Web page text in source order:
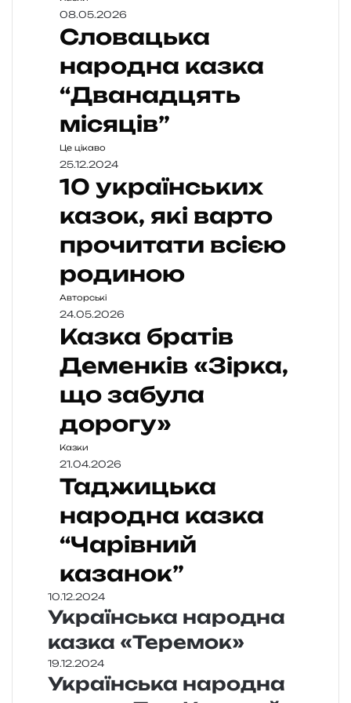
08.05.2026
Словацька
народна казка
“Дванадцять
місяців”
Це цікаво
25.12.2024
10 українських
казок, які варто
прочитати всією
родиною
Авторські
24.05.2026
Казка братів
Деменків «Зірка,
що забула
дорогу»
Казки
21.04.2026
Таджицька
народна казка
“Чарівний
казанок”
10.12.2024
Українська народна
казка «Теремок»
19.12.2024
Українська народна